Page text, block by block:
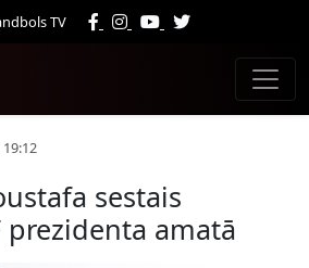
TV
sestais
prezidenta amatā